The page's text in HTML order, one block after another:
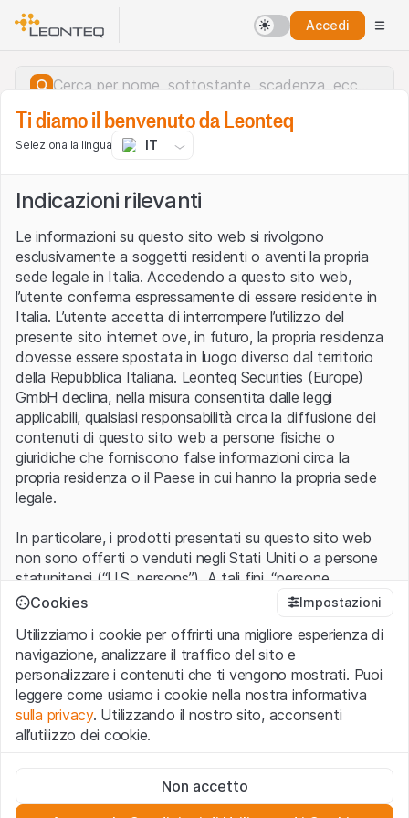
Accedi
Errore del server.
Ti diamo il benvenuto da Leonteq
Seleziona la lingua IT
Indicazioni rilevanti
Le informazioni su questo sito web si rivolgono
esclusivamente a soggetti residenti o aventi la propria
sede legale in Italia. Accedendo a questo sito web,
l’utente conferma espressamente di essere residente in
Italia. L’utente accetta di interrompere l’utilizzo del
presente sito internet ove, in futuro, la propria residenza
dovesse essere spostata in luogo diverso dal territorio
della Repubblica Italiana. Leonteq Securities (Europe)
GmbH declina, nella misura consentita dalle leggi
applicabili, qualsiasi responsabilità circa la diffusione dei
contenuti di questo sito web a persone fisiche o
giuridiche che forniscono false informazioni circa la
propria residenza o il Paese in cui hanno la propria sede
legale.
In particolare, i prodotti presentati su questo sito web
non sono offerti o venduti negli Stati Uniti o a persone
statunitensi (“U.S. persons”). A tali fini, “persone
statunitensi” vanno intese nel significato ad esse ascritto
1933 che include le persone residenti negli Stati Uniti
d’America, le società per azioni e le altre forme societarie
americane.
Condizioni di utilizzo e informazioni legali
Con l’accesso al sito web (di seguito, il “Sito”) si dichiara
avvertenze importanti e le condizioni di utilizzo ivi rese
Cookies Impostazioni
Utilizziamo i cookie per offrirti una migliore esperienza di
navigazione, analizzare il traffico del sito e
personalizzare i contenuti che ti vengono mostrati. Puoi
leggere come usiamo i cookie nella nostra informativa
sulla privacy. Utilizzando il nostro sito, acconsenti
all’utilizzo dei cookie.
Questi cookie sono necessari per il funzionamento del sito
web e non possono essere disattivati.
Non accetto